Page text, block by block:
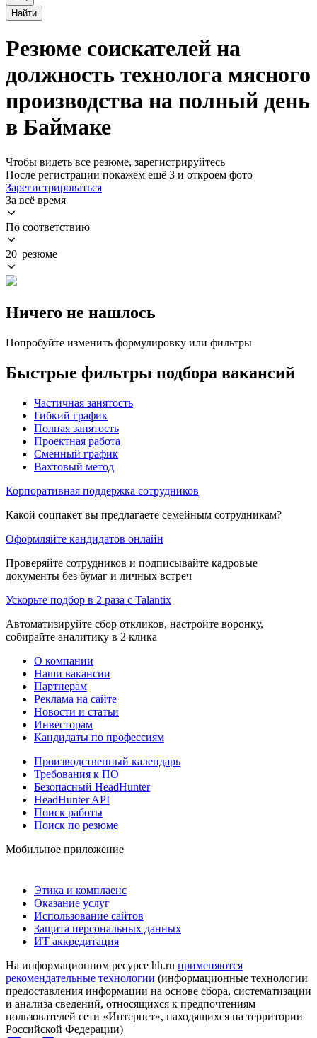
Найти
Резюме соискателей на
должность технолога мясного
производства на полный день
в Баймаке
Чтобы видеть все резюме, зарегистрируйтесь
После регистрации покажем ещё 3 и откроем фото
Зарегистрироваться
За всё время
По соответствию
20 резюме
Ничего не нашлось
Попробуйте изменить формулировку или фильтры
Быстрые фильтры подбора вакансий
Частичная занятость
Гибкий график
Полная занятость
Проектная работа
Сменный график
Вахтовый метод
Корпоративная поддержка сотрудников
Какой соцпакет вы предлагаете семейным сотрудникам?
Оформляйте кандидатов онлайн
Проверяйте сотрудников и подписывайте кадровые
документы без бумаг и личных встреч
Ускорьте подбор в 2 раза с Talantix
Автоматизируйте сбор откликов, настройте воронку,
собирайте аналитику в 2 клика
О компании
Наши вакансии
Партнерам
Реклама на сайте
Новости и статьи
Инвесторам
Кандидаты по профессиям
Производственный календарь
Требования к ПО
Безопасный HeadHunter
HeadHunter API
Поиск работы
Поиск по резюме
Мобильное приложение
Этика и комплаенс
Оказание услуг
Использование сайтов
Защита персональных данных
ИТ аккредитация
На информационном ресурсе hh.ru применяются
рекомендательные технологии (информационные технологии
предоставления информации на основе сбора, систематизации
и анализа сведений, относящихся к предпочтениям
пользователей сети «Интернет», находящихся на территории
Российской Федерации)